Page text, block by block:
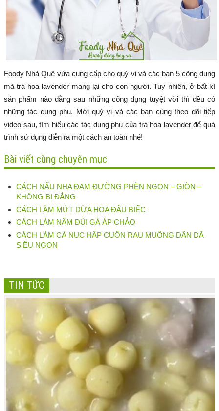
Foody Nhà Quê vừa cung cấp cho quý vị và các bạn 5 công dụng
mà trà hoa lavender mang lại cho con người. Tuy nhiên, ở bất kì
sản phẩm nào đằng sau những công dụng tuyệt vời thì đều có
những tác dụng phụ. Mời quý vị và các bạn cùng theo dõi tiếp
video sau, tìm hiểu các tác dụng phụ của trà hoa lavender để quá
trình sử dụng diễn ra một cách an toàn nhé!
Bài viết cùng chuyên mục
CÁCH NẤU NHA ĐAM ĐƯỜNG PHÈN NGON – GIÒN –
KHÔNG BỊ ĐẮNG
CÁCH LÀM MỨT DỪA HOA ĐẬU BIẾC
CÁCH LÀM NẤM ĐÙI GÀ ÁP CHẢO
CÁCH LÀM CÁ NỤC HẤP CUỐN RAU MUỐNG DÂN DÃ
SIÊU NGON
TIN TỨC